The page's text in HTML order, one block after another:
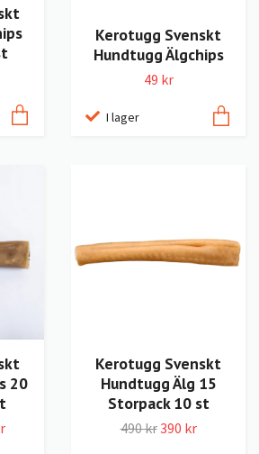
Kerotugg Svenskt
Hundtugg Älgchips
49 kr
I lager
20
Kerotugg Svenskt
Hundtugg Älg 15
Storpack 10 st
490 kr390 kr